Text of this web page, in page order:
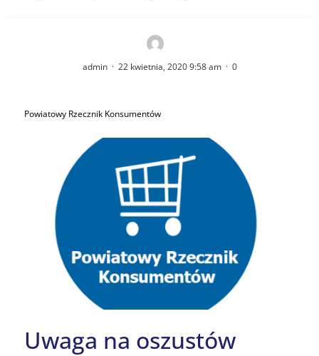
admin · 22 kwietnia, 2020 9:58 am · 0
Powiatowy Rzecznik Konsumentów
Uwaga na oszustów